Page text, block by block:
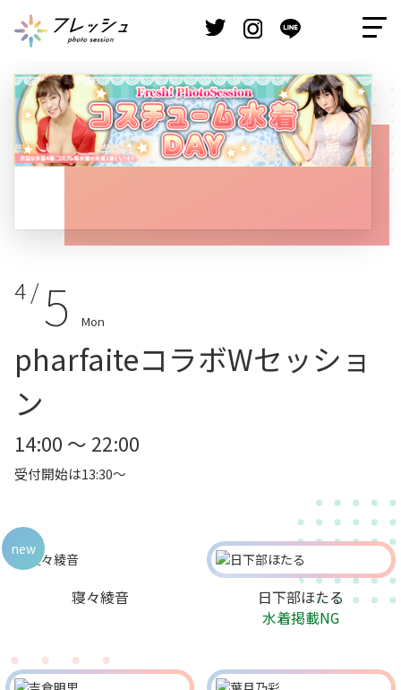
4 /5 Mon
pharfaiteコラボWセッショ
ン
14:00 ～ 22:00
受付開始は13:30～
寝々綾音
new
日下部ほたる
水着掲載NG